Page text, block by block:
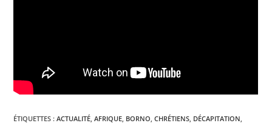
ÉTIQUETTES :ACTUALITÉ AFRIQUE BORNO CHRÉTIENS DÉCAPITATION